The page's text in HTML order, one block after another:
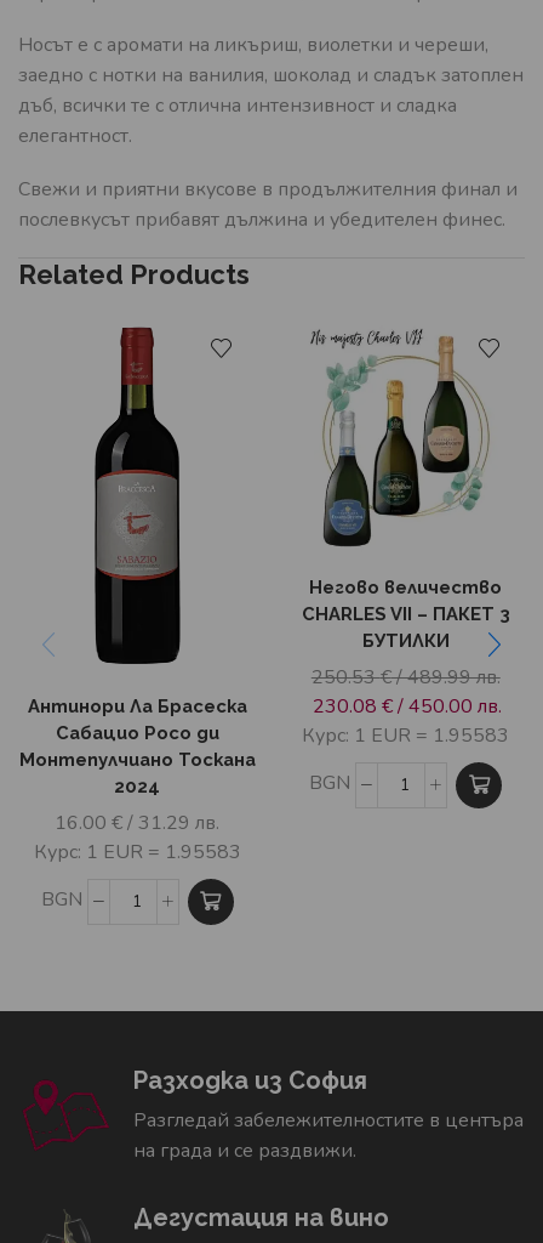
Носът е с аромати на ликъриш, виолетки и череши,
заедно с нотки на ванилия, шоколад и сладък затоплен
дъб, всички те с отлична интензивност и сладка
елегантност.
Свежи и приятни вкусове в продължителния финал и
послевкусът прибавят дължина и убедителен финес.
Related Products
Антинори Ла Брасеска
Сабацио Росо ди
Монтепулчиано Тоскана
2024
16.00€/ 31.29 лв.
Курс: 1 EUR = 1.95583
BGN
Негово величество
CHARLES VII – ПАКЕТ 3
БУТИЛКИ
250.53€/ 489.99 лв.
230.08€/ 450.00 лв.
Курс: 1 EUR = 1.95583
BGN
Разходка из София
Разгледай забележителностите в центъра
на града и се раздвижи.
Дегустация на вино